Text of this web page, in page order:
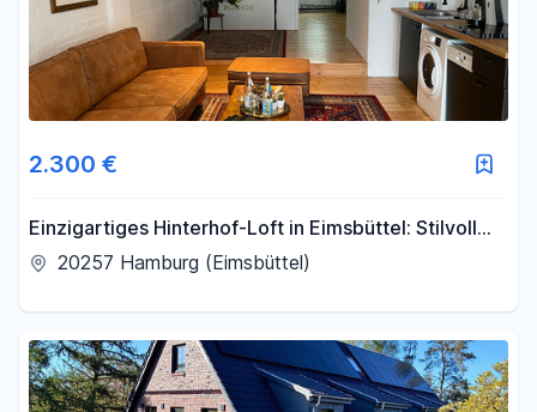
2.300 €
Einzigartiges Hinterhof-Loft in Eimsbüttel: Stilvoll
und Charakterstark
20257 Hamburg (Eimsbüttel)